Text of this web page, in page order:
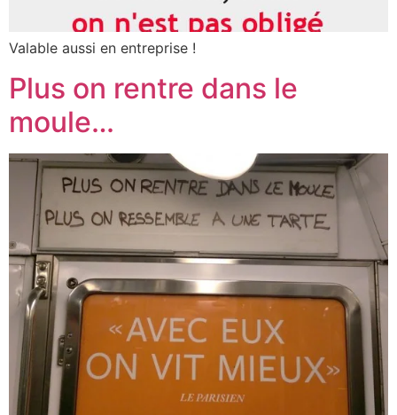
Valable aussi en entreprise !
Plus on rentre dans le
moule…